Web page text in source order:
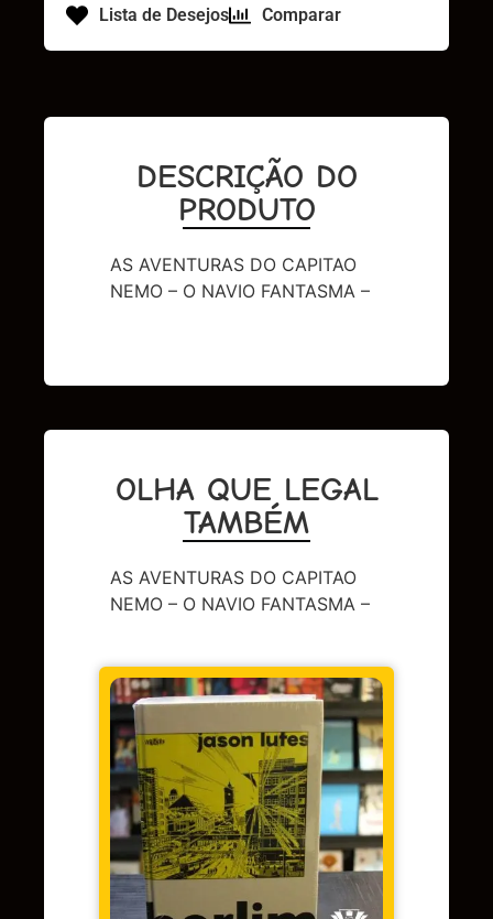
Lista de Desejos Comparar
DESCRIÇÃO DO
PRODUTO
AS AVENTURAS DO CAPITAO
NEMO – O NAVIO FANTASMA –
OLHA QUE LEGAL
TAMBÉM
AS AVENTURAS DO CAPITAO
NEMO – O NAVIO FANTASMA –